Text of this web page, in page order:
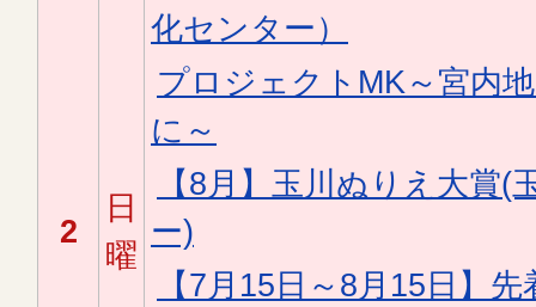
2
日
曜
化センター）
プロジェクトMK～宮内
に～
【8月】玉川ぬりえ大賞
ー)
【7月15日～8月15日】